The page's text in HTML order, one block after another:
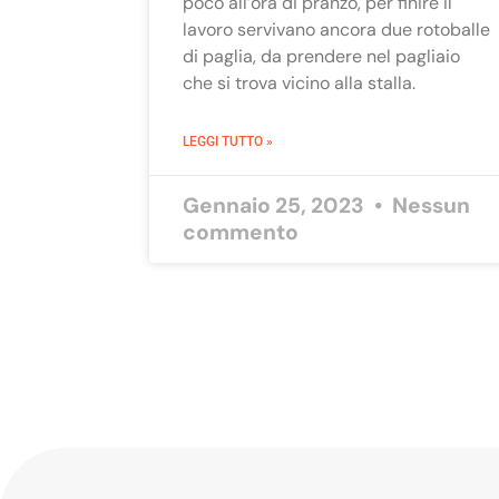
lavoro servivano ancora due rotoballe
di paglia, da prendere nel pagliaio
che si trova vicino alla stalla.
LEGGI TUTTO »
Gennaio 25, 2023
Nessun
commento